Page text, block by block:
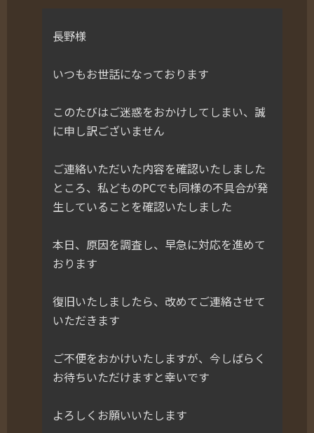
長野様
いつもお世話になっております
このたびはご迷惑をおかけしてしまい、誠
に申し訳ございません
ご連絡いただいた内容を確認いたしました
ところ、私どものPCでも同様の不具合が発
生していることを確認いたしました
本日、原因を調査し、早急に対応を進めて
おります
復旧いたしましたら、改めてご連絡させて
いただきます
ご不便をおかけいたしますが、今しばらく
お待ちいただけますと幸いです
よろしくお願いいたします